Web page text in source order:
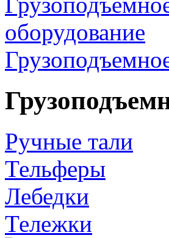
Ручные тали
Тельферы
Лебедки
Тележки